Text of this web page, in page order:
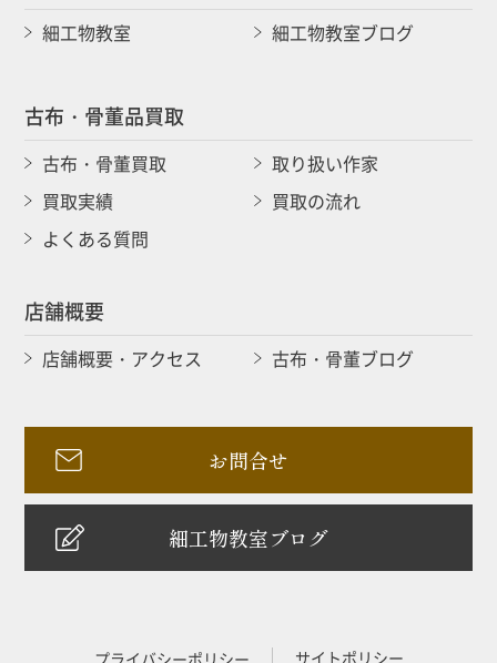
細工物教室 細工物教室ブログ
古布・骨董品買取
古布・骨董買取
取り扱い作家
買取実績
買取の流れ
よくある質問
店舗概要
店舗概要・アクセス 古布・骨董ブログ
お問合せ
細工物教室ブログ
プライバシーポリシー サイトポリシー